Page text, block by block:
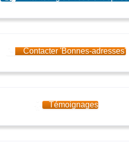
Contacter 'Bonnes-adresses'
Témoignages